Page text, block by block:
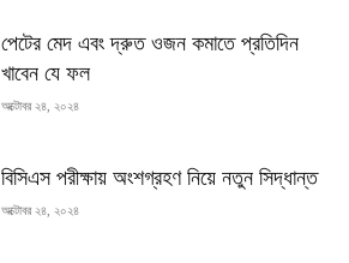
পেটের মেদ এবং দ্রুত ওজন কমাতে প্রতিদিন
খাবেন যে ফল
অক্টোবর ২৪, ২০২৪
বিসিএস পরীক্ষায় অংশগ্রহণ নিয়ে নতুন সিদ্ধান্ত
অক্টোবর ২৪, ২০২৪